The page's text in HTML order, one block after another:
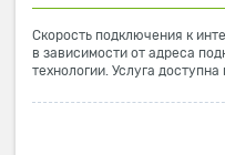
Скорость подключения к
в зависимости от адреса
технологии. Услуга